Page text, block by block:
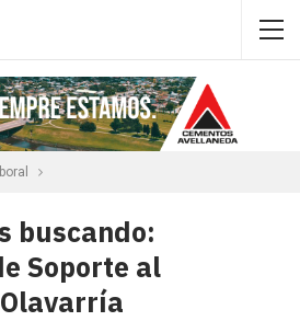
buscando:
Soporte al